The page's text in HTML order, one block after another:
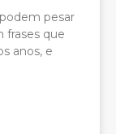
pesar
frases que
anos, e